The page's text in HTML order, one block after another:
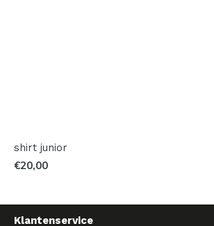
shirt junior
€20,00
Klantenservice